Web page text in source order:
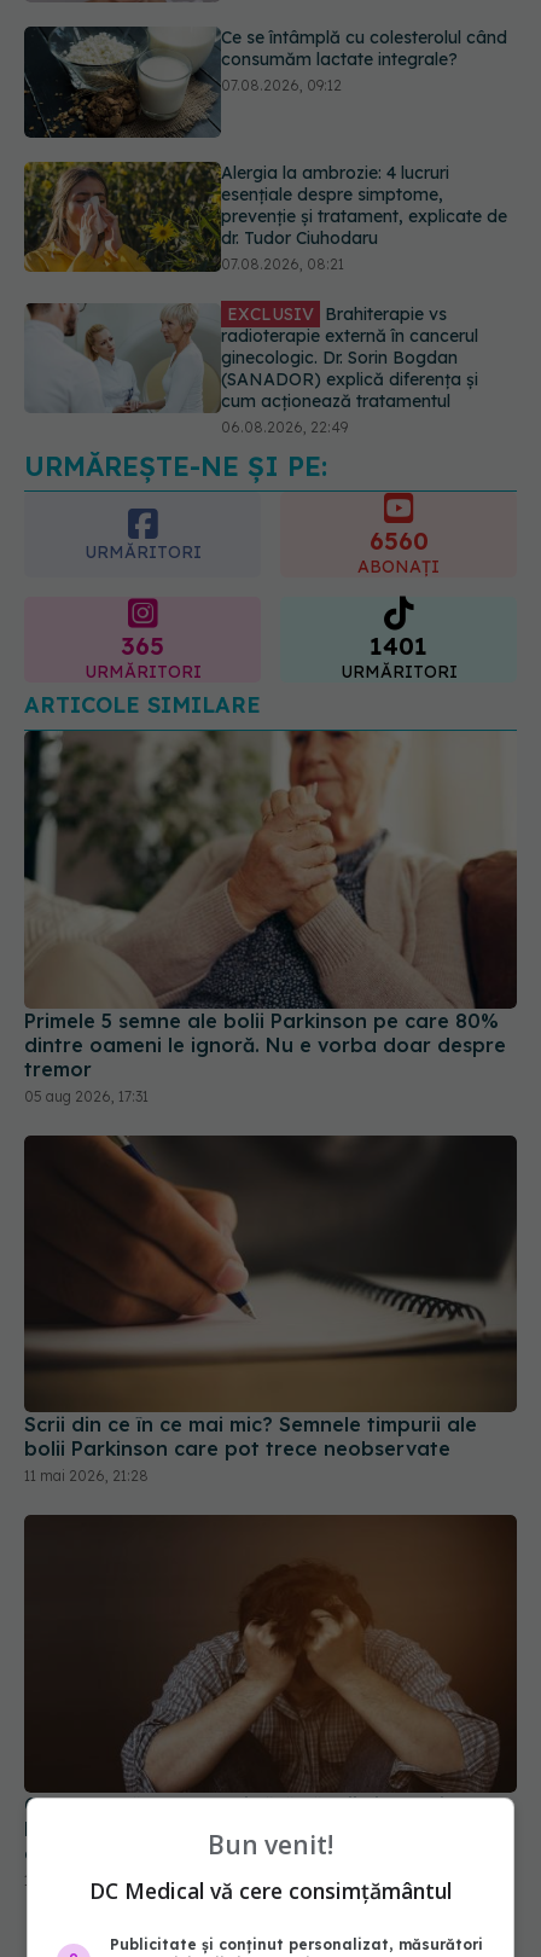
Alergia la ambrozie: 4 lucruri
07.08.2026, 08:21
EXCLUSIV Brahiterapie vs
radioterapie externă în cancerul
ginecologic. Dr. Sorin Bogdan
cum acționează tratamentul
06.08.2026, 22:49
Ashwagandha: 4 efecte adverse
potențial grave
07.08.2026, 11:03
URMĂREȘTE-NE ȘI PE:
URMĂRITORI 6560
ABONAȚI
365
URMĂRITORI
1401
URMĂRITORI
ARTICOLE SIMILARE
Primele 5 semne ale bolii Parkinson pe care 80%
dintre oameni le ignoră. Nu e vorba doar despre
tremor
05 aug 2026, 17:31
Scrii din ce în ce mai mic? Semnele timpurii ale
bolii Parkinson care pot trece neobservate
11 mai 2026, 21:28
Cum este să te trezești fără să știi cine ești?
Povestea unui actor care arată cât de fragilă
este memoria
17 iul 2026, 20:00
Bun venit!
DC Medical vă cere consimțământul
Publicitate și conținut personalizat, măsurători